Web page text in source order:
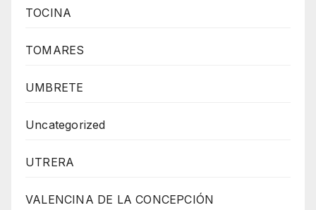
TOCINA
TOMARES
UMBRETE
Uncategorized
UTRERA
VALENCINA DE LA CONCEPCIÓN